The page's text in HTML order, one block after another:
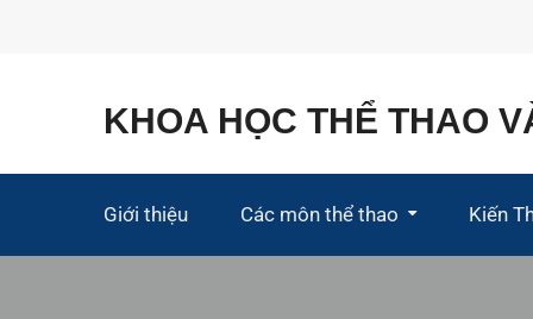
KHOA HỌC THỂ THAO
Giới thiệu Các môn thể thao Kiến